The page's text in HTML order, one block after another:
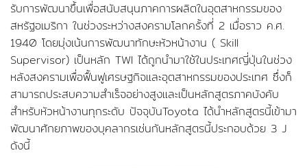
รับการพัฒนาขึ้นเพื่อสนับสนุนภาคการผลิตในอุตสาหกรรมของ
สหรัฐอเมริกา ในช่วงระหว่างสงครามโลกครั้งที่ 2 เมื่อราว ค.ศ.
1940 โดยมุ่งเน้นการพัฒนาทักษะหัวหน้างาน ( Skill
Supervisor) เป็นหลัก TWI ได้ถูกนำมาใช้ในประเทศญี่ปุ่นในช่วง
หลังสงครามเพื่อฟื้นฟูเศรษฐกิจและอุตสาหกรรมของประเทศ ซึ่งก็
สามารถประสบความสำเร็จอย่างสูงและเป็นหลักสูตรภาคบังคับ
สำหรับหัวหน้างานทุกระดับ ปัจจุบันToyota ได้นำหลักสูตรนี้เข้ามา
พัฒนาศักยภาพของบุคลากรเช่นกันหลักสูตรนี้ประกอบด้วย 3 J
ดังนี้